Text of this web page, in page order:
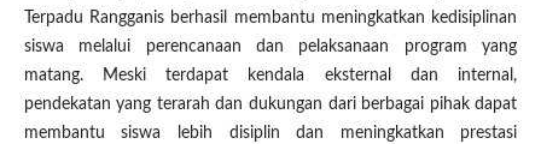
Terpadu Rangganis berhasil membantu meningkatkan kedisiplinan
siswa melalui perencanaan dan pelaksanaan program yang
matang. Meski terdapat kendala eksternal dan internal,
pendekatan yang terarah dan dukungan dari berbagai pihak dapat
membantu siswa lebih disiplin dan meningkatkan prestasi